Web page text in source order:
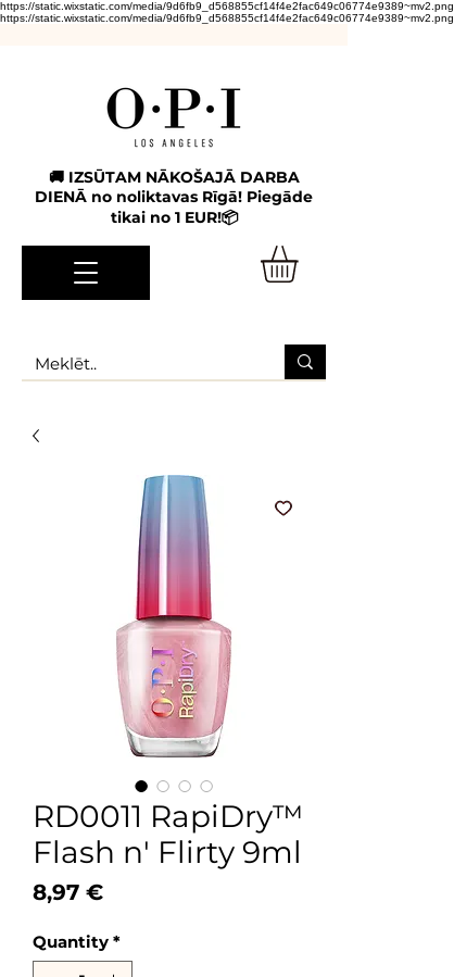
https://static.wixstatic.com/media/9d6fb9_d568855cf14f4e2fac649c06774e9389~mv2.png
https://static.wixstatic.com/media/9d6fb9_d568855cf14f4e2fac649c06774e9389~mv2.png
🚚 IZSŪTAM NĀKOŠAJĀ DARBA
DIENĀ no noliktavas Rīgā! Piegāde
tikai no 1 EUR!📦
RD0011 RapiDry™
Flash n' Flirty 9ml
8,97 €Price
Quantity *